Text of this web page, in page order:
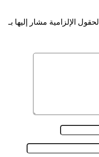
الحقول الإلزامية مشار إليها بـ